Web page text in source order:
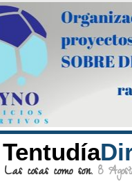
Tentudía
Las cosas como son. 8